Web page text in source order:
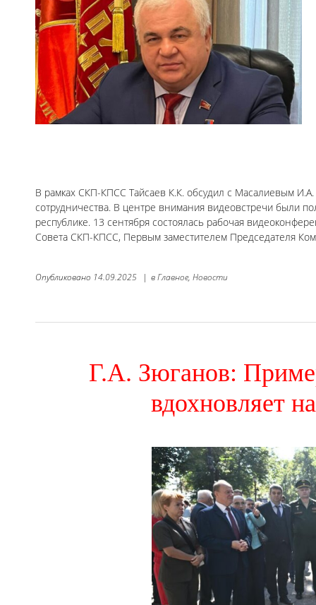
В рамках СКП-КПСС Тайсаев К.К. обсудил с Масалиевым
сотрудничества. В центре внимания видеовстречи были
республике. 13 сентября состоялась рабочая
Совета СКП-КПСС, Первым заместителем Председателя
Опубликовано 14.09.2025 | вГлавное, Новости
Г.А. Зюганов:
вдохновляет